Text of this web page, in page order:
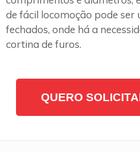
de fácil locomoção pode ser
fechados, onde há a
cortina de furos.
QUERO